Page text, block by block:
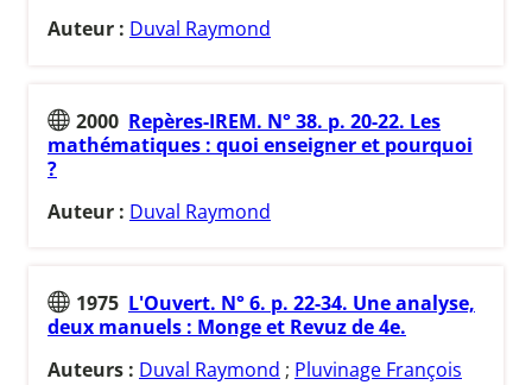
Auteur : Duval Raymond
2000 Repères-IREM. N° 38. p. 20-22. Les
mathématiques : quoi enseigner et pourquoi
?
Auteur : Duval Raymond
1975 L'Ouvert. N° 6. p. 22-34. Une analyse,
deux manuels : Monge et Revuz de 4e.
Auteurs : Duval Raymond ; Pluvinage François